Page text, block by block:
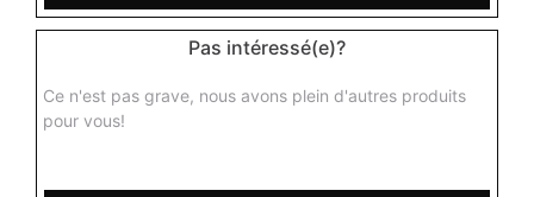
Nos Plats aux Gambas
Pas intéressé(e)?
Ce n'est pas grave, nous avons plein d'autres produits
pour vous!